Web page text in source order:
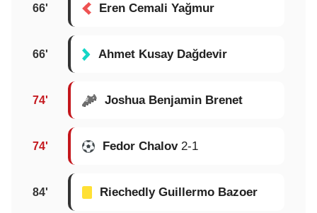
66' Eren Cemali Yağmur
66' Ahmet Kusay Dağdevir
74' Joshua Benjamin Brenet
74' Fedor Chalov2-1
84' Riechedly Guillermo Bazoer